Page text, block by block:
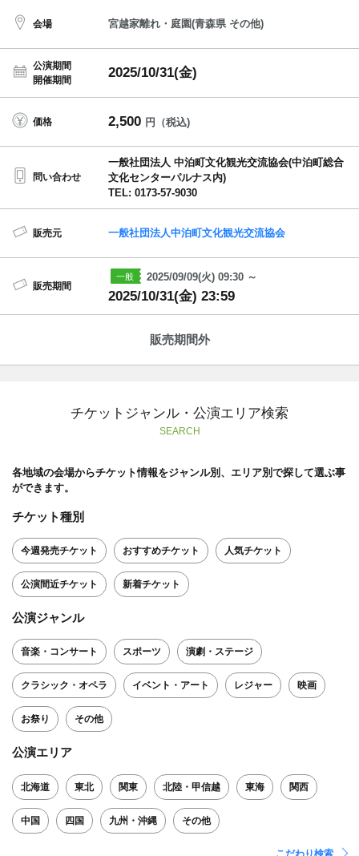
会場 宮越家離れ・庭園(青森県 その他)
公演期間
開催期間
2025/10/31(金)
価格 2,500 円（税込)
問い合わせ
一般社団法人 中泊町文化観光交流協会(中泊町総合
文化センターパルナス内)
TEL: 0173-57-9030
販売元 一般社団法人中泊町文化観光交流協会
販売期間
2025/09/09(火) 09:30 ～
2025/10/31(金) 23:59
販売期間外
チケットジャンル・公演エリア検索
SEARCH
各地域の会場からチケット情報をジャンル別、エリア別で探して選ぶ事
ができます。
チケット種別
今週発売チケット おすすめチケット 人気チケット
公演間近チケット 新着チケット
公演ジャンル
音楽・コンサート スポーツ 演劇・ステージ
クラシック・オペラ イベント・アート レジャー 映画
お祭り その他
公演エリア
北海道 東北 関東 北陸・甲信越 東海 関西
中国 四国 九州・沖縄 その他
こだわり検索